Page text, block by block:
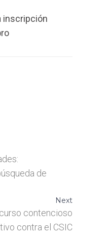
inscripción
de
Next
contencioso
contra el CSIC